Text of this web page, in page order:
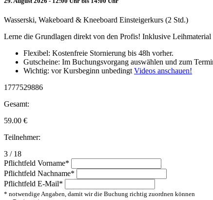
Wasserski, Wakeboard & Kneeboard Einsteigerkurs (2 Std.)
Lerne die Grundlagen direkt von den Profis! Inklusive
Flexibel: Kostenfreie Stornierung bis 48h vorher.
Gutscheine: Im Buchungsvorgang auswählen und zum
Wichtig: vor Kursbeginn unbedingtVideos anschauen!
1777529886
Gesamt:
59.00 €
Teilnehmer:
3 / 18
Pflichtfeld Vorname*
Pflichtfeld Nachname*
Pflichtfeld E-Mail*
* notwendige Angaben, damit wir die Buchung richtig zuordnen können